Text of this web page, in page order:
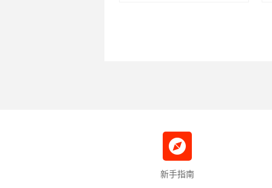
新手指南